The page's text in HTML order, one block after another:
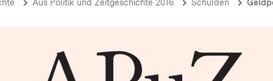
Aus Politik und Zeitgeschichte 2016 Schulden